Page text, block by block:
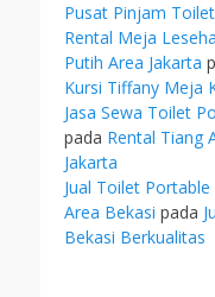
Pusat Pinjam
Rental Meja
Putih Area Jakarta
Kursi Tiffany Meja
Jasa Sewa Toilet
pada Rental Tiang
Jakarta
Jual Toilet
Area Bekasi pada
Bekasi Berkualitas